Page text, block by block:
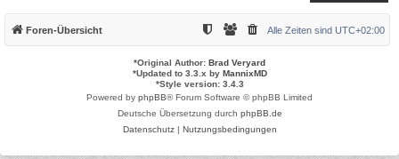
Foren-Übersicht Alle Zeiten sind UTC+02:00
*Original Author: Brad Veryard
*Updated to 3.3.x by MannixMD
*Style version: 3.4.3
Powered by phpBB® Forum Software © phpBB Limited
Deutsche Übersetzung durch phpBB.de
Datenschutz| Nutzungsbedingungen